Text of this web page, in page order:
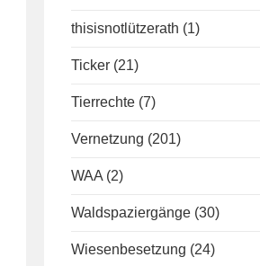
thisisnotlützerath (1)
Ticker (21)
Tierrechte (7)
Vernetzung (201)
WAA (2)
Waldspaziergänge (30)
Wiesenbesetzung (24)